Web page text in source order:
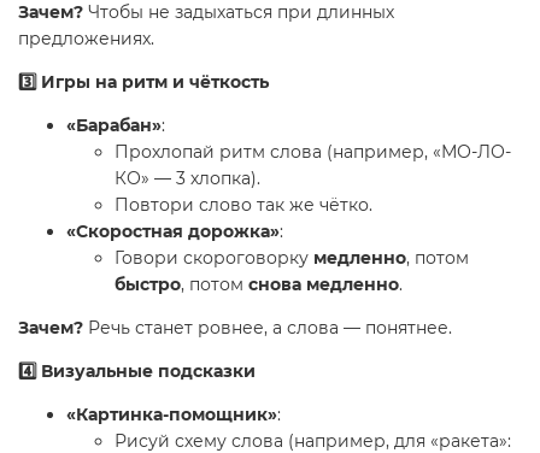
Зачем? Чтобы не задыхаться при длинных
предложениях.
3️⃣ Игры на ритм и чёткость
«Барабан»:
Прохлопай ритм слова (например, «МО-ЛО-
КО» — 3 хлопка).
Повтори слово так же чётко.
«Скоростная дорожка»:
Говори скороговорку медленно, потом
быстро, потом снова медленно.
Зачем? Речь станет ровнее, а слова — понятнее.
4️⃣ Визуальные подсказки
«Картинка-помощник»:
Рисуй схему слова (например, для «ракета»: